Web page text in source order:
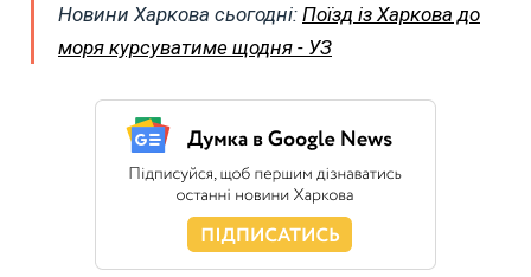
Новини Харкова сьогодні: Поїзд із Харкова до
моря курсуватиме щодня - УЗ